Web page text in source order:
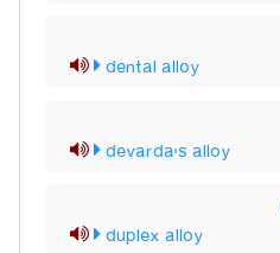
dental alloy
devarda's alloy
duplex alloy